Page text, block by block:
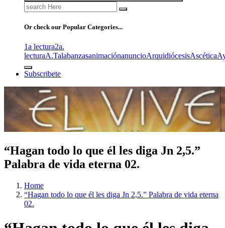
Search
for:
Or check our Popular Categories...
1a lectura2a.
lecturaA.TalabanzasanimaciónanuncioArquidiócesisAscética
Subscribete
“Hagan todo lo que él les diga Jn 2,5.”
Palabra de vida eterna 02.
Home
“Hagan todo lo que él les diga Jn 2,5.” Palabra de vida eterna
02.